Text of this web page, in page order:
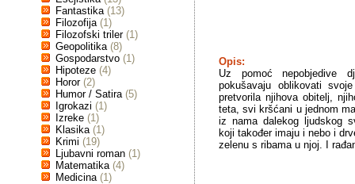
Fantastika (13)
Filozofija (1)
Filozofski triler (1)
Geopolitika (8)
Gospodarstvo (1)
Hipoteze (4)
Horor (2)
Humor / Satira (5)
Igrokazi (1)
Izreke (1)
Klasika (1)
Krimi (19)
Ljubavni roman (1)
Matematika (4)
Medicina (1)
Opis:
Uz pomoć nepobjedive
pokušavaju oblikovati
pretvorila njihova obitelj,
teta, svi kršćani u jednom
iz nama dalekog ljudskog
koji također imaju i nebo i
zelenu s ribama u njoj. I